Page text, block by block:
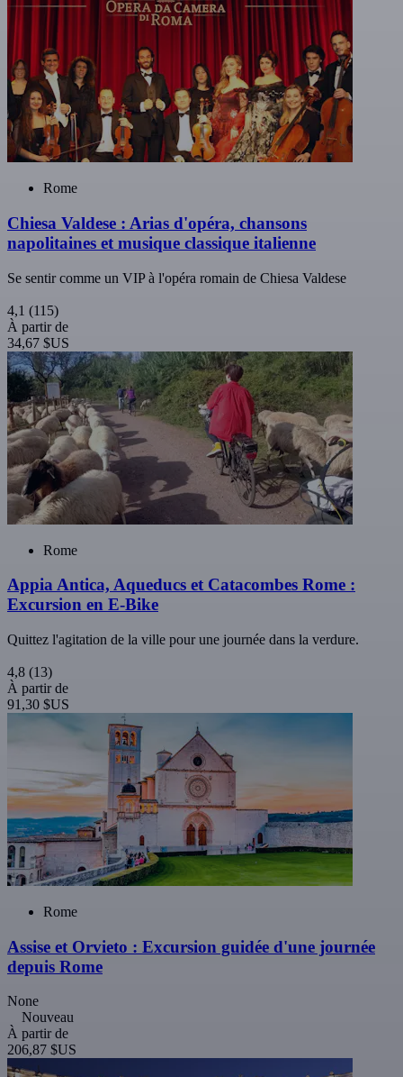
Rome
Chiesa Valdese : Arias d'opéra, chansons
napolitaines et musique classique italienne
Se sentir comme un VIP à l'opéra romain de Chiesa Valdese
4,1 (115)
À partir de
34,67 $US
Rome
Appia Antica, Aqueducs et Catacombes Rome :
Excursion en E-Bike
Quittez l'agitation de la ville pour une journée dans la verdure.
4,8 (13)
À partir de
91,30 $US
Rome
Assise et Orvieto : Excursion guidée d'une journée
depuis Rome
None
Nouveau
À partir de
206,87 $US